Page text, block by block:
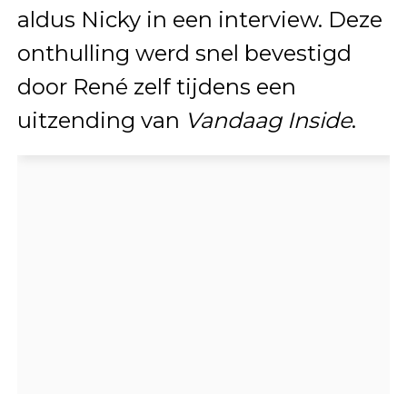
aldus Nicky in een interview. Deze
onthulling werd snel bevestigd
door René zelf tijdens een
uitzending van Vandaag Inside.